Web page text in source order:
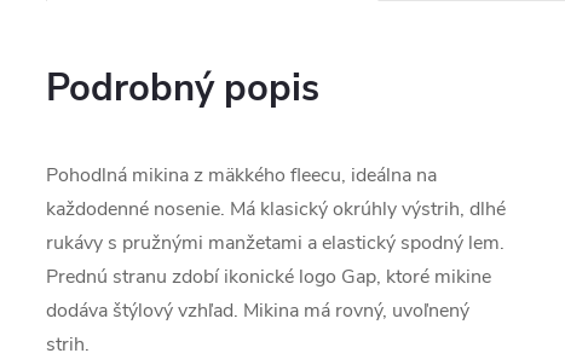
Podrobný popis
Pohodlná mikina z mäkkého fleecu, ideálna na
každodenné nosenie. Má klasický okrúhly výstrih, dlhé
rukávy s pružnými manžetami a elastický spodný lem.
Prednú stranu zdobí ikonické logo Gap, ktoré mikine
dodáva štýlový vzhľad. Mikina má rovný, uvoľnený
strih.